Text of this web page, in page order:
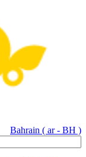
Bahrain ( ar - BH )